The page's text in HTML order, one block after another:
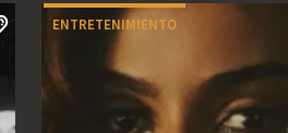
ENTRETENIMIENTO